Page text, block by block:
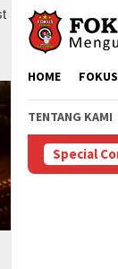
HOME
TENTANG KAMI
Special
Berujung